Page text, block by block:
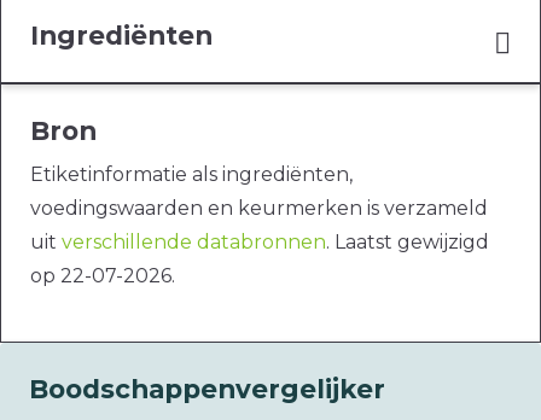
Ingrediënten
Bron
Etiketinformatie als ingrediënten,
voedingswaarden en keurmerken is verzameld
uit verschillende databronnen. Laatst gewijzigd
op 22-07-2026.
Boodschappenvergelijker